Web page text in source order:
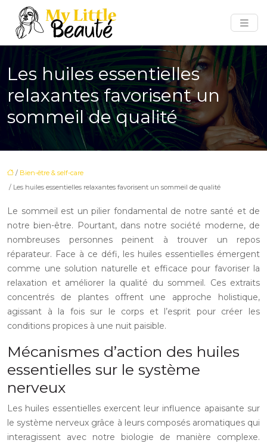
Les huiles essentielles
relaxantes favorisent un
sommeil de qualité
/ Bien-être & self-care
/ Les huiles essentielles relaxantes favorisent un sommeil de qualité
Le sommeil est un pilier fondamental de notre santé et de
notre bien-être. Pourtant, dans notre société moderne, de
nombreuses personnes peinent à trouver un repos
réparateur. Face à ce défi, les huiles essentielles émergent
comme une solution naturelle et efficace pour favoriser la
relaxation et améliorer la qualité du sommeil. Ces extraits
concentrés de plantes offrent une approche holistique,
agissant à la fois sur le corps et l’esprit pour créer les
conditions propices à une nuit paisible.
Mécanismes d’action des huiles
essentielles sur le système
nerveux
Les huiles essentielles exercent leur influence apaisante sur
le système nerveux grâce à leurs composés aromatiques qui
interagissent avec notre biologie de manière complexe.